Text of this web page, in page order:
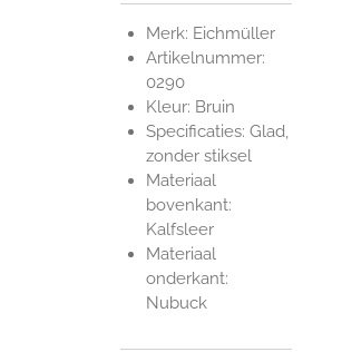
Merk: Eichmüller
Artikelnummer:
0290
Kleur: Bruin
Specificaties: Glad,
zonder stiksel
Materiaal
bovenkant:
Kalfsleer
Materiaal
onderkant:
Nubuck